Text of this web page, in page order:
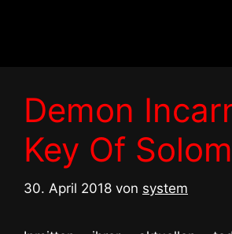
Demon
Key Of
30. April 2018 von system